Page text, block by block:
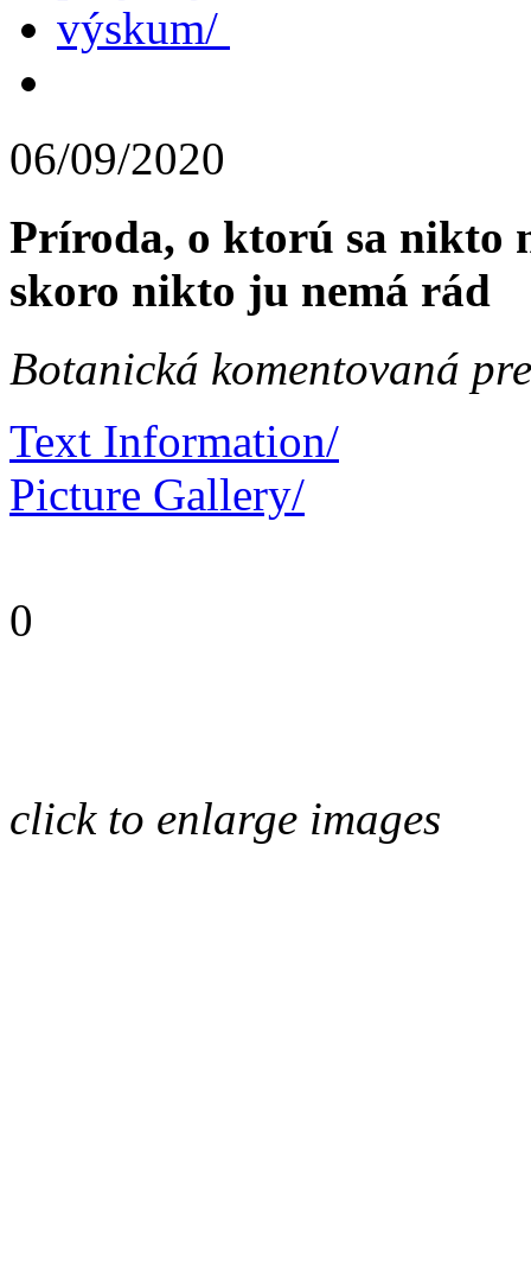
výskum/
06/09/2020
Príroda, o ktorú sa nikto
skoro nikto ju nemá rád
Botanická komentovaná
Text Information/
Picture Gallery/
0
click to enlarge images